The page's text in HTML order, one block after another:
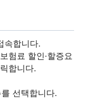
속합니다.
험료 할인·할증요
합니다.
를 선택합니다.